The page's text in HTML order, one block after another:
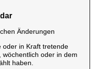
Änderungen
oder in Kraft tretende
oder in dem
haben.